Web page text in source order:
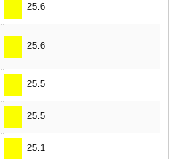
25.6
25.6
25.5
25.5
25.1